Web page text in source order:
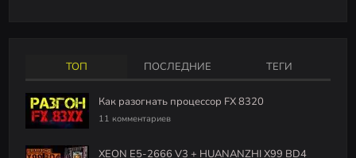
ТОП ПОСЛЕДНИЕ ТЕГИ
Как разогнать процессор FX 8320
11 комментариев
XEON E5-2666 V3 + HUANANZHI X99 BD4